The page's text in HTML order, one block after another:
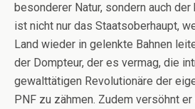
besonderer Natur, sondern auch
ist nicht nur das Staatsoberhaupt,
Land wieder in gelenkte Bahnen
der Dompteur, der es vermag, die
gewalttätigen Revolutionäre der
PNF zu zähmen. Zudem versöhnt